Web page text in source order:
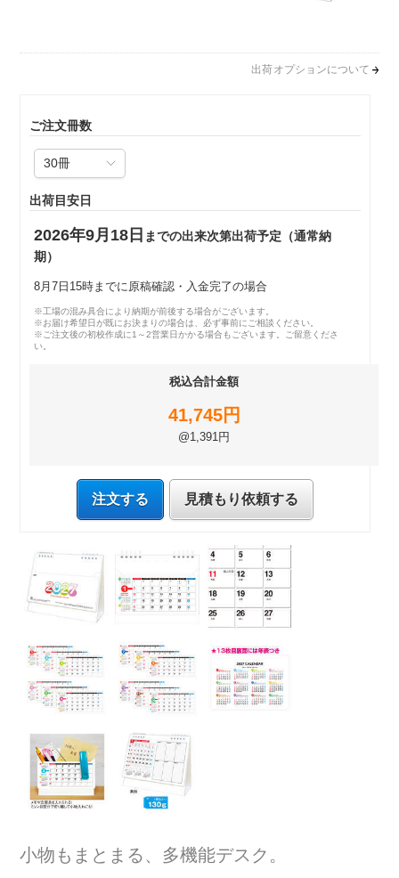
出荷オプションについて
ご注文冊数
出荷目安日
2026年9月18日 までの出来次第出荷予定（通常納
期）
8月7日15時までに原稿確認・入金完了の場合
※工場の混み具合により納期が前後する場合がございます。
※お届け希望日が既にお決まりの場合は、必ず事前にご相談ください。
※ご注文後の初校作成に1～2営業日かかる場合もございます。ご留意くださ
い。
税込合計金額
41,745円
@1,391円
注文する 見積もり依頼する
小物もまとまる、多機能デスク。